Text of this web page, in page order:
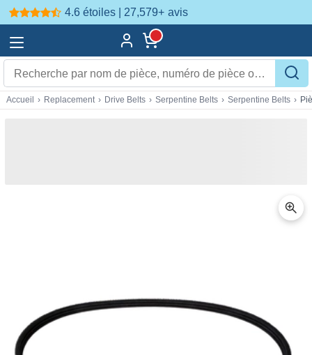
4.6 étoiles | 27,579+ avis
Accueil › Replacement › Drive Belts › Serpentine Belts › Serpentine Belts ›